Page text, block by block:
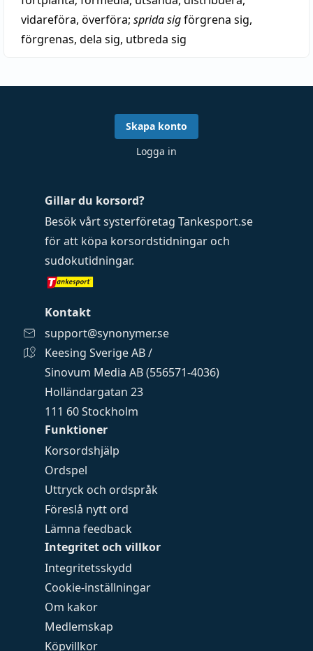
vidareföra, överföra; sprida sigförgrena sig,
förgrenas, dela sig, utbreda sig
Funktioner
Korsordshjälp
Ordspel
Uttryck och ordspråk
Föreslå nytt ord
Lämna feedback
Integritet och villkor
Integritetsskydd
Cookie-inställningar
Om kakor
Medlemskap
Köpvillkor
Gillar du korsord?
Besök vårt systerföretag Tankesport.se
för att köpa korsordstidningar och
sudokutidningar.
Kontakt
support@synonymer.se
Keesing Sverige AB /
Sinovum Media AB (556571-4036)
Holländargatan 23
111 60 Stockholm
Skapa konto
Logga in